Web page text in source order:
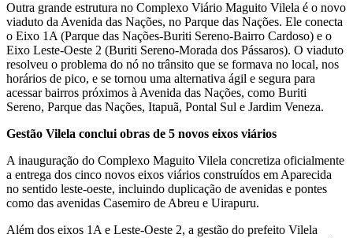
Outra grande estrutura no Complexo Viário Maguito Vilela é o novo
viaduto da Avenida das Nações, no Parque das Nações. Ele conecta
o Eixo 1A (Parque das Nações-Buriti Sereno-Bairro Cardoso) e o
Eixo Leste-Oeste 2 (Buriti Sereno-Morada dos Pássaros). O viaduto
resolveu o problema do nó no trânsito que se formava no local, nos
horários de pico, e se tornou uma alternativa ágil e segura para
acessar bairros próximos à Avenida das Nações, como Buriti
Sereno, Parque das Nações, Itapuã, Pontal Sul e Jardim Veneza.
Gestão Vilela conclui obras de 5 novos eixos viários
A inauguração do Complexo Maguito Vilela concretiza oficialmente
a entrega dos cinco novos eixos viários construídos em Aparecida
no sentido leste-oeste, incluindo duplicação de avenidas e pontes
como das avenidas Casemiro de Abreu e Uirapuru.
Além dos eixos 1A e Leste-Oeste 2, a gestão do prefeito Vilela